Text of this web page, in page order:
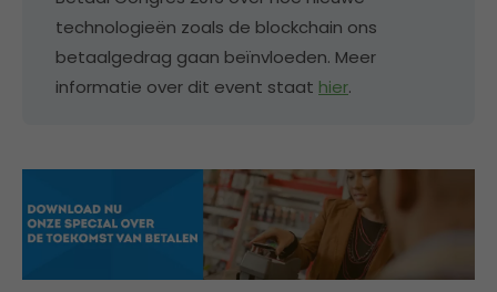
technologieën zoals de blockchain ons
betaalgedrag gaan beïnvloeden. Meer
informatie over dit event staat hier.